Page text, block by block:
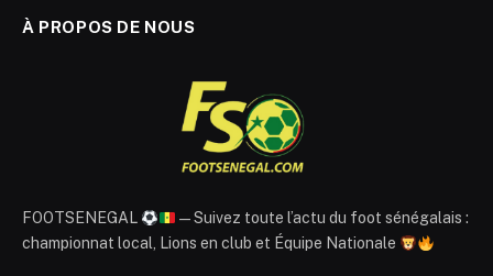
À PROPOS DE NOUS
FOOTSENEGAL
— Suivez toute l’actu du foot sénégalais :
championnat local, Lions en club et Équipe Nationale